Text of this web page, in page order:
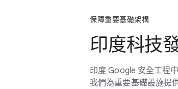
保障​重要​基礎​架構
印度​科技​
印度 Google 安全​工程​
我們​為​重要​基礎​設施​提